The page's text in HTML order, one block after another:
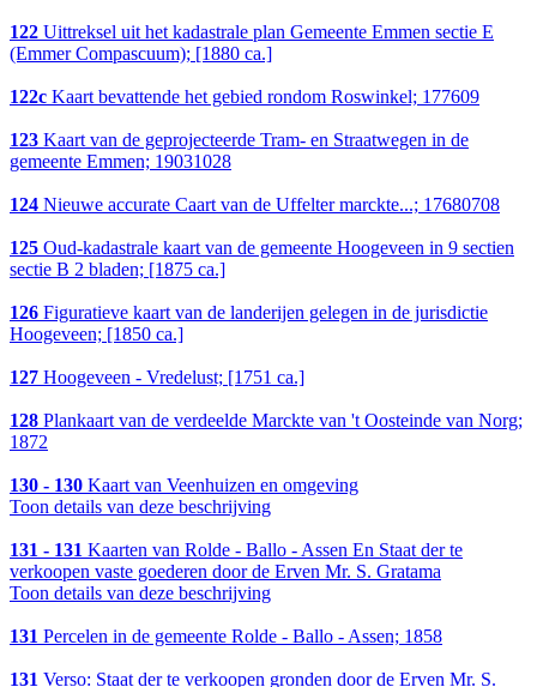
122 Uittreksel uit het kadastrale plan Gemeente Emmen sectie E
(Emmer Compascuum); [1880 ca.]
122c Kaart bevattende het gebied rondom Roswinkel; 177609
123 Kaart van de geprojecteerde Tram- en Straatwegen in de
gemeente Emmen; 19031028
124 Nieuwe accurate Caart van de Uffelter marckte...; 17680708
125 Oud-kadastrale kaart van de gemeente Hoogeveen in 9 sectien
sectie B 2 bladen; [1875 ca.]
126 Figuratieve kaart van de landerijen gelegen in de jurisdictie
Hoogeveen; [1850 ca.]
127 Hoogeveen - Vredelust; [1751 ca.]
128 Plankaart van de verdeelde Marckte van 't Oosteinde van Norg;
1872
130 - 130 Kaart van Veenhuizen en omgeving
Toon details van deze beschrijving
131 - 131 Kaarten van Rolde - Ballo - Assen En Staat der te
verkoopen vaste goederen door de Erven Mr. S. Gratama
Toon details van deze beschrijving
131 Percelen in de gemeente Rolde - Ballo - Assen; 1858
131 Verso: Staat der te verkoopen gronden door de Erven Mr. S.